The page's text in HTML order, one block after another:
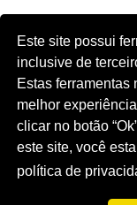
Este site possui
inclusive de
Estas ferramentas
melhor
clicar no botão
este site, você
política de